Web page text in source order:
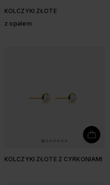
KOLCZYKI ZŁOTE
z opalem
KOLCZYKI ZŁOTE Z CYRKONIAMI